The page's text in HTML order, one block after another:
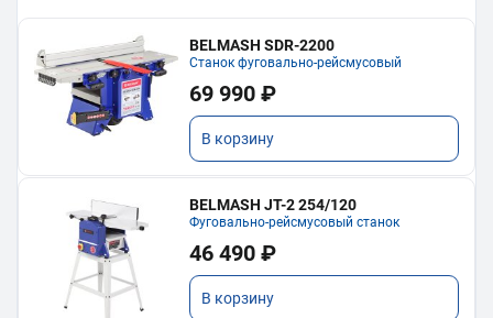
BELMASH SDR-2200
Станок фуговально-рейсмусовый
69 990 ₽
В корзину
BELMASH JT-2 254/120
Фуговально-рейсмусовый станок
46 490 ₽
В корзину